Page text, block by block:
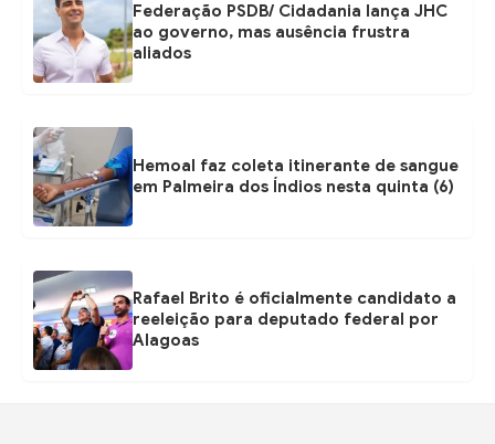
Federação PSDB/ Cidadania lança JHC
ao governo, mas ausência frustra
aliados
Hemoal faz coleta itinerante de sangue
em Palmeira dos Índios nesta quinta (6)
Rafael Brito é oficialmente candidato a
reeleição para deputado federal por
Alagoas